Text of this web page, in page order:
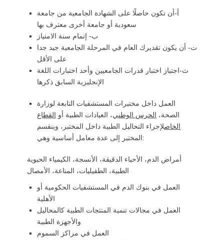
أ‌-أن تكون حاصلًا على الشهادة الجامعية من جامعة
سعودية أو جامعة أخرى معترف بها
ب‌- إتمام سنة الامتياز
ت‌- أن يكون تقديرك العام في المرحلة الجامعية جيد جدا
على الأقل
ث‌-اجتياز اختبار قدرات الجامعيين وأحد اختبارات اللغة
الإنجليزية السابق ذكرها
العمل داخل مختبرات المستشفيات التابعة لوزارة
الصحة، الحرس الوطني، العيادات الطبية أو القطاع
الخاصلإجراء التحاليل الطبية داخل المختبر، وينقسم
المختبر إلى عدة معامل أساسية وهي:
أمراض الدم، الأحياء الدقيقة، الأنسجة، الكيمياء الحيوية
الطبية، الطفيليات، المناعة، الأمصال
العمل في بنوك الدم في المستشفيات الحكومية أو
الأهلية
العمل في مجالات تنمية المنتجات الطبية كالمحاليل
والأجهزة الطبية
العمل في مراكز السموم